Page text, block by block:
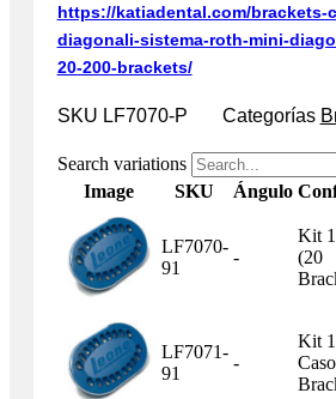
https://katiadental.com/brackets-
diagonali-sistema-roth-mini-
20-200-brackets/
SKU LF7070-P Categorías
Search variations
Image
SKU Ángulo
LF7070-
91
-
Kit
(20
LF7071-
91
-
Kit